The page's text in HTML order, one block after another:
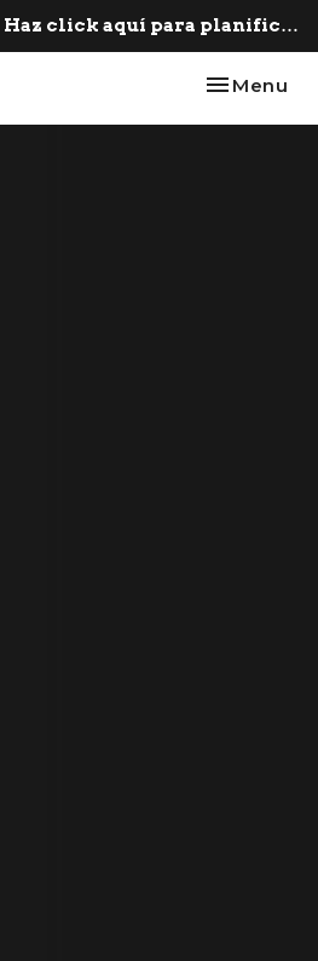
Haz click aquí para planificar tu primera visita.
Toggle
Menu